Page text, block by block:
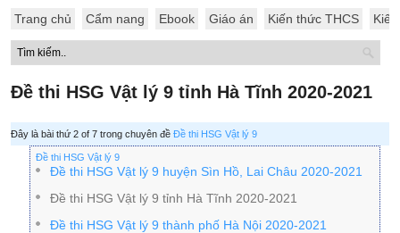
Trang chủ Cẩm nang Ebook Giáo án Kiến thức THCS
Đề thi HSG Vật lý 9 tỉnh Hà Tĩnh 2020-2021
Đây là bài thứ 2 of 7 trong chuyên đề Đề thi HSG Vật lý 9
Đề thi HSG Vật lý 9
Đề thi HSG Vật lý 9 huyện Sìn Hồ, Lai Châu 2020-2021
Đề thi HSG Vật lý 9 tỉnh Hà Tĩnh 2020-2021
Đề thi HSG Vật lý 9 thành phố Hà Nội 2020-2021